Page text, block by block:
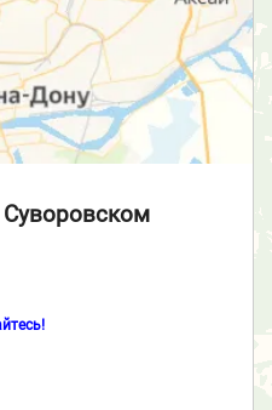
Суворовском